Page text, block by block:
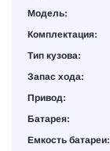
Модель:
Комплектация:
Тип кузова:
Запас хода:
Привод:
Батарея:
Емкость батареи: